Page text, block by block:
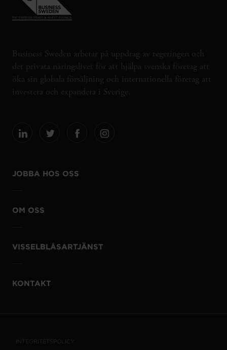
Business Sweden arbetar på uppdrag av regeringen och
det privata näringslivet för att hjälpa svenska företag att
öka sin globala försäljning och internationella företag att
investera och expandera i Sverige.
JOBBA HOS OSS
OM OSS
VISSELBLÅSARTJÄNST
KONTAKT
INTEGRITETSPOLICY